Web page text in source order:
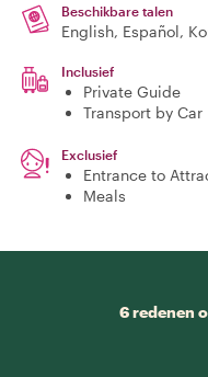
Beschikbare talen
English, Español,
Inclusief
Private Guide
Transport by Car
Exclusief
Entrance to
Meals
6 redenen